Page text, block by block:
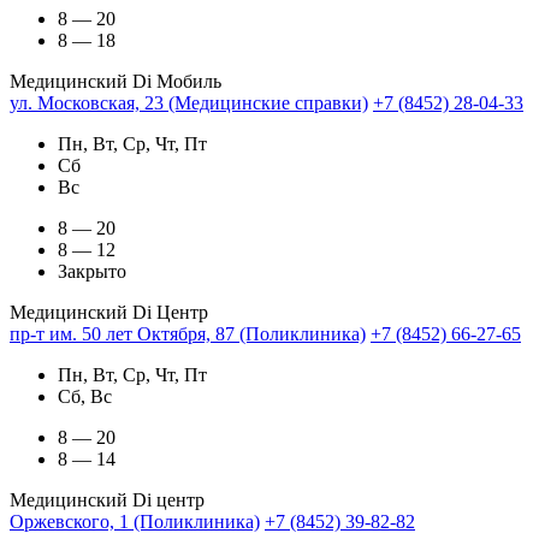
8 — 20
8 — 18
Медицинский Di Мобиль
ул. Московская, 23 (Медицинские справки) +7 (8452) 28-04-33
Пн, Вт, Ср, Чт, Пт
Сб
Вс
8 — 20
8 — 12
Закрыто
Медицинский Di Центр
пр-т им. 50 лет Октября, 87 (Поликлиника) +7 (8452) 66-27-65
Пн, Вт, Ср, Чт, Пт
Сб, Вс
8 — 20
8 — 14
Медицинский Di центр
Оржевского, 1 (Поликлиника) +7 (8452) 39-82-82